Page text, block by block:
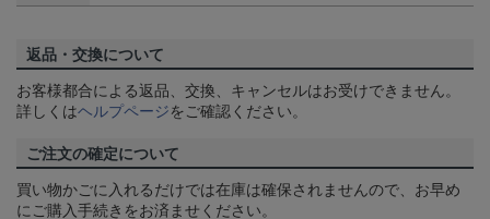
返品・交換について
お客様都合による返品、交換、キャンセルはお受けできません。
詳しくはヘルプページをご確認ください。
ご注文の確定について
買い物かごに入れるだけでは在庫は確保されませんので、お早め
にご購入手続きをお済ませください。